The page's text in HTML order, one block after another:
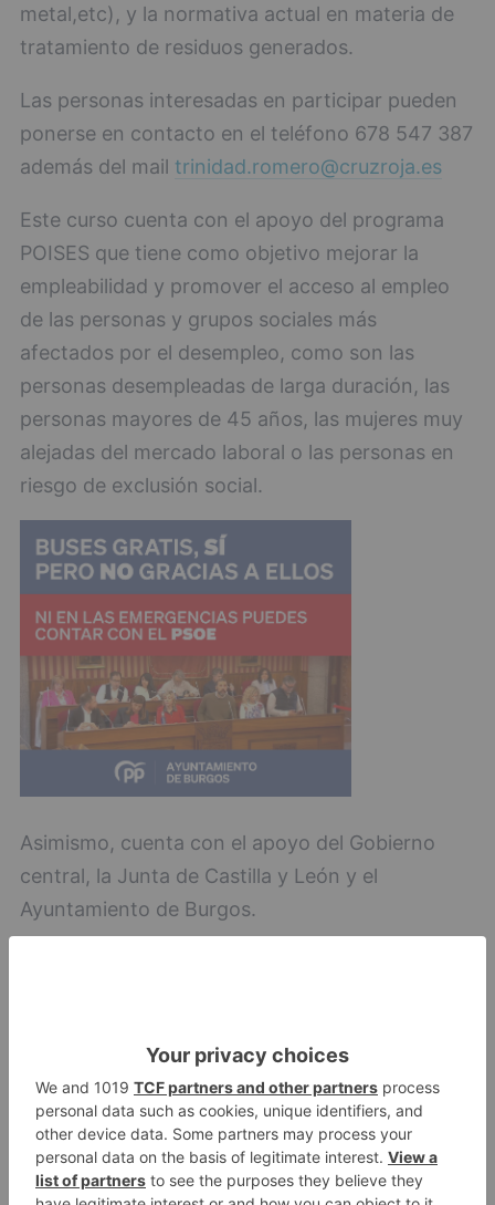
metal,etc), y la normativa actual en materia de
tratamiento de residuos generados.
Las personas interesadas en participar pueden
ponerse en contacto en el teléfono 678 547 387
además del mail trinidad.romero@cruzroja.es
Este curso cuenta con el apoyo del programa
POISES que tiene como objetivo mejorar la
empleabilidad y promover el acceso al empleo
de las personas y grupos sociales más
afectados por el desempleo, como son las
personas desempleadas de larga duración, las
personas mayores de 45 años, las mujeres muy
alejadas del mercado laboral o las personas en
riesgo de exclusión social.
Asimismo, cuenta con el apoyo del Gobierno
central, la Junta de Castilla y León y el
Ayuntamiento de Burgos.
LO + VISTO
1
Detienen a un joven de 27 años
por el robo de cableado y por